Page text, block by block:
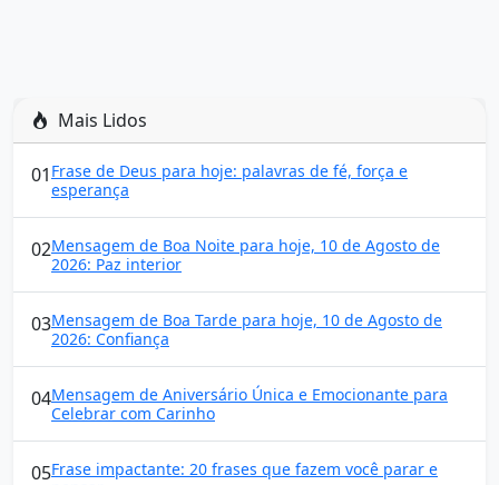
Mais Lidos
01 Frase de Deus para hoje: palavras de fé, força e
esperança
02Mensagem de Boa Noite para hoje, 10 de Agosto de
2026: Paz interior
03Mensagem de Boa Tarde para hoje, 10 de Agosto de
2026: Confiança
04Mensagem de Aniversário Única e Emocionante para
Celebrar com Carinho
05Frase impactante: 20 frases que fazem você parar e